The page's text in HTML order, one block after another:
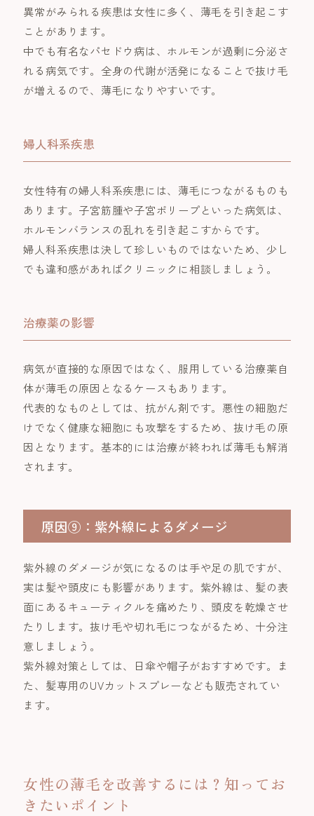
異常がみられる疾患は女性に多く、薄毛を引き起こす
ことがあります。
中でも有名なパセドウ病は、ホルモンが過剰に分泌さ
れる病気です。全身の代謝が活発になることで抜け毛
が増えるので、薄毛になりやすいです。
婦人科系疾患
女性特有の婦人科系疾患には、薄毛につながるものも
あります。子宮筋腫や子宮ポリープといった病気は、
ホルモンバランスの乱れを引き起こすからです。
婦人科系疾患は決して珍しいものではないため、少し
でも違和感があればクリニックに相談しましょう。
治療薬の影響
病気が直接的な原因ではなく、服用している治療薬自
体が薄毛の原因となるケースもあります。
代表的なものとしては、抗がん剤です。悪性の細胞だ
けでなく健康な細胞にも攻撃をするため、抜け毛の原
因となります。基本的には治療が終われば薄毛も解消
されます。
原因⑨：紫外線によるダメージ
紫外線のダメージが気になるのは手や足の肌ですが、
実は髪や頭皮にも影響があります。紫外線は、髪の表
面にあるキューティクルを痛めたり、頭皮を乾燥させ
たりします。抜け毛や切れ毛につながるため、十分注
意しましょう。
紫外線対策としては、日傘や帽子がおすすめです。ま
た、髪専用のUVカットスプレーなども販売されてい
ます。
女性の薄毛を改善するには？知ってお
きたいポイント